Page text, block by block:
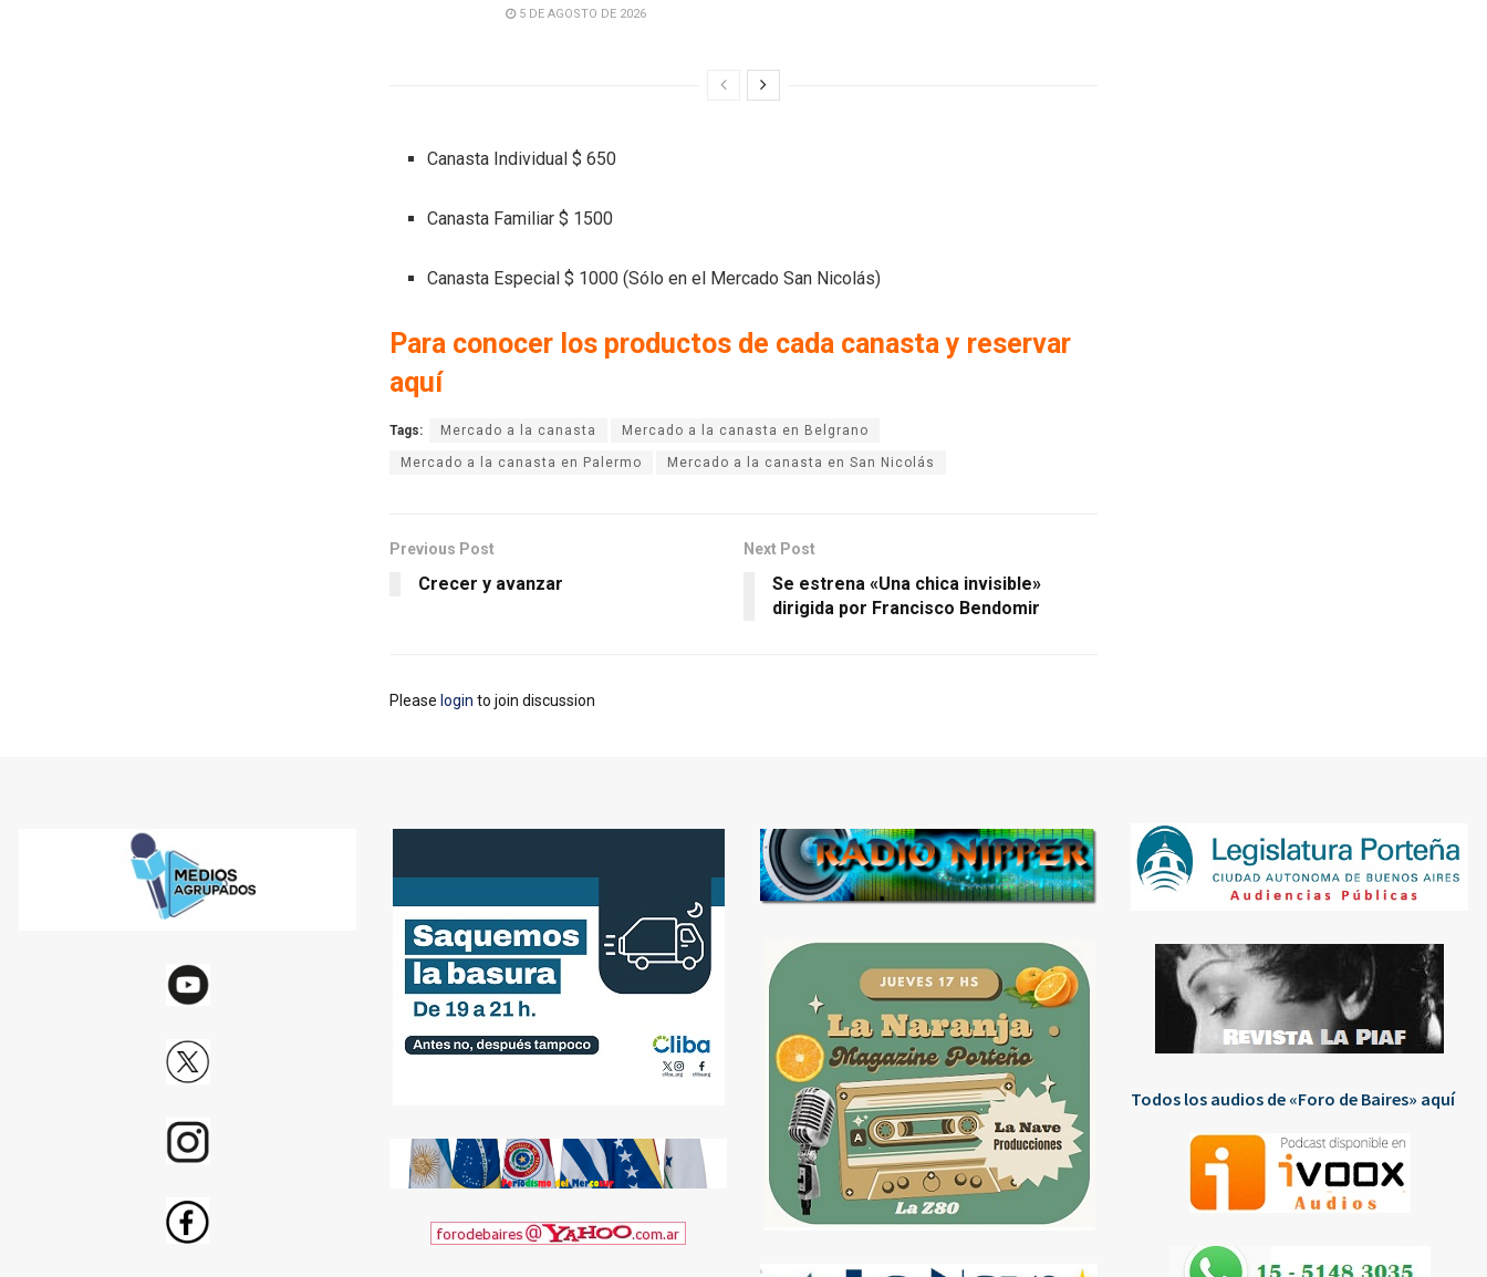
5 DE AGOSTO DE 2026
Canasta Individual $ 650
Canasta Familiar $ 1500
Canasta Especial $ 1000 (Sólo en el Mercado San Nicolás)
Para conocer los productos de cada canasta y reservar
aquí
Tags: Mercado a la canasta Mercado a la canasta en Belgrano
Mercado a la canasta en Palermo Mercado a la canasta en San Nicolás
Previous Post
Crecer y avanzar
Next Post
Se estrena «Una chica invisible»
dirigida por Francisco Bendomir
Please login to join discussion
Todos los audios de «Foro de Baires» aquí